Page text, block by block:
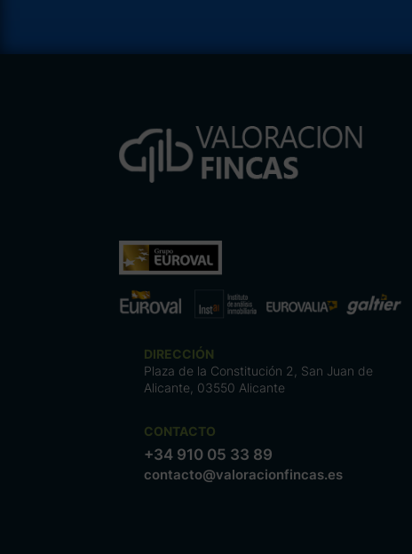
DIRECCIÓN
Plaza de la Constitución 2, San Juan de
Alicante, 03550 Alicante
CONTACTO
+34 910 05 33 89
contacto@valoracionfincas.es